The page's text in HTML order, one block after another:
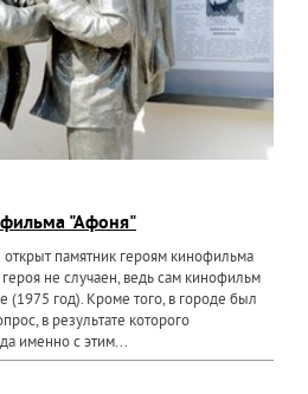
"Афоня"
памятник героям кинофильма
не случаен, ведь сам кинофильм
(1975 год). Кроме того, в городе был
в результате которого
именно с этим...